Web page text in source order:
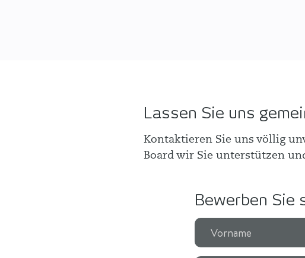
Kontaktieren Sie uns völlig
Board wir Sie unterstützen
Lassen Sie uns
Bewerben Sie